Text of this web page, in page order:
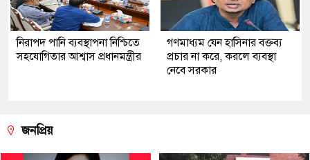
নিরাপদ পানি ব্যবস্থাপনা নিশ্চিতে
সহযোগিতার আশ্বাস প্রধানমন্ত্রীর
গণমাধ্যম যেন হাসিনার বক্তব্য
প্রচার না করে, করলে ব্যবস্থা
নেবে সরকার
জনপ্রিয়